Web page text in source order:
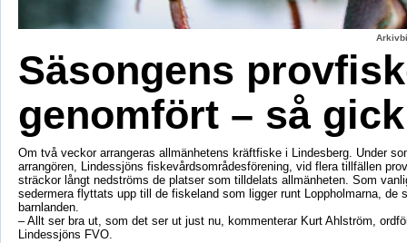
Säsongens
genomfört – så
Om två veckor arrangeras allmänhetens kräftfiske i Lindesberg. Under
arrangören, Lindessjöns fiskevårdsområdesförening, vid flera tillfällen
sträckor långt nedströms de platser som tilldelats allmänheten. Som
sedermera flyttats upp till de fiskeland som ligger runt Loppholmarna, de
barnlanden.
– Allt ser bra ut, som det ser ut just nu, kommenterar Kurt Ahlström,
Lindessjöns FVO.